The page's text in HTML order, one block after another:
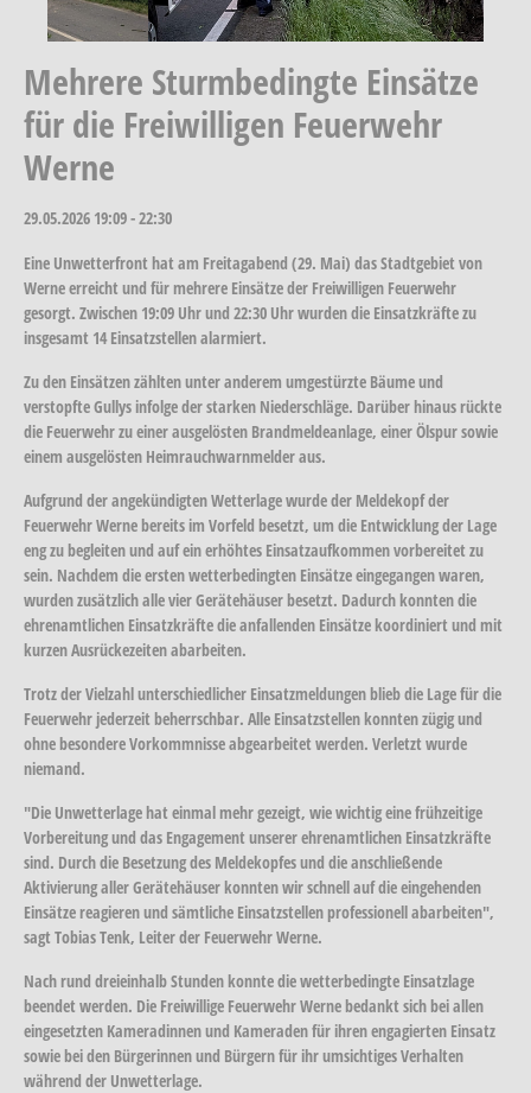
Mehrere Sturmbedingte Einsätze
für die Freiwilligen Feuerwehr
Werne
29.05.2026 19:09 - 22:30
Eine Unwetterfront hat am Freitagabend (29. Mai) das Stadtgebiet von
Werne erreicht und für mehrere Einsätze der Freiwilligen Feuerwehr
gesorgt. Zwischen 19:09 Uhr und 22:30 Uhr wurden die Einsatzkräfte zu
insgesamt 14 Einsatzstellen alarmiert.
Zu den Einsätzen zählten unter anderem umgestürzte Bäume und
verstopfte Gullys infolge der starken Niederschläge. Darüber hinaus rückte
die Feuerwehr zu einer ausgelösten Brandmeldeanlage, einer Ölspur sowie
einem ausgelösten Heimrauchwarnmelder aus.
Aufgrund der angekündigten Wetterlage wurde der Meldekopf der
Feuerwehr Werne bereits im Vorfeld besetzt, um die Entwicklung der Lage
eng zu begleiten und auf ein erhöhtes Einsatzaufkommen vorbereitet zu
sein. Nachdem die ersten wetterbedingten Einsätze eingegangen waren,
wurden zusätzlich alle vier Gerätehäuser besetzt. Dadurch konnten die
ehrenamtlichen Einsatzkräfte die anfallenden Einsätze koordiniert und mit
kurzen Ausrückezeiten abarbeiten.
Trotz der Vielzahl unterschiedlicher Einsatzmeldungen blieb die Lage für die
Feuerwehr jederzeit beherrschbar. Alle Einsatzstellen konnten zügig und
ohne besondere Vorkommnisse abgearbeitet werden. Verletzt wurde
niemand.
"Die Unwetterlage hat einmal mehr gezeigt, wie wichtig eine frühzeitige
Vorbereitung und das Engagement unserer ehrenamtlichen Einsatzkräfte
sind. Durch die Besetzung des Meldekopfes und die anschließende
Aktivierung aller Gerätehäuser konnten wir schnell auf die eingehenden
Einsätze reagieren und sämtliche Einsatzstellen professionell abarbeiten",
sagt Tobias Tenk, Leiter der Feuerwehr Werne.
Nach rund dreieinhalb Stunden konnte die wetterbedingte Einsatzlage
beendet werden. Die Freiwillige Feuerwehr Werne bedankt sich bei allen
eingesetzten Kameradinnen und Kameraden für ihren engagierten Einsatz
sowie bei den Bürgerinnen und Bürgern für ihr umsichtiges Verhalten
während der Unwetterlage.